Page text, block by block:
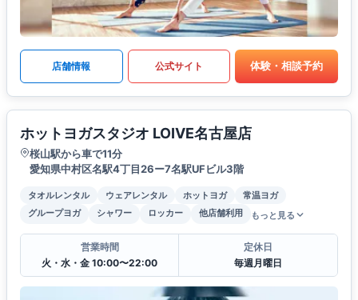
店舗情報 公式サイト 体験・相談予約
ホットヨガスタジオ LOIVE名古屋店
桜山駅から車で11分
愛知県中村区名駅4丁目26ー7名駅UFビル3階
タオルレンタル ウェアレンタル ホットヨガ
常温ヨガ
グループヨガ
シャワー ロッカー 他店舗利用 もっと見る
営業時間
火・水・金 10:00〜22:00
定休日
毎週月曜日